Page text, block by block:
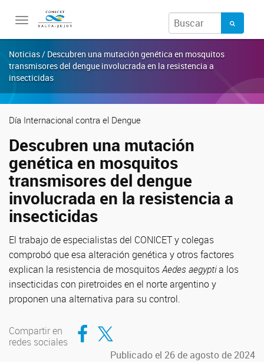
Toggle
Noticias / Descubren una mutación genética en mosquitos
transmisores del dengue involucrada en la resistencia a
insecticidas
Día Internacional contra el Dengue
Descubren una mutación
genética en mosquitos
transmisores del dengue
involucrada en la resistencia a
insecticidas
El trabajo de especialistas del CONICET y colegas
comprobó que esa alteración genética y otros factores
explican la resistencia de mosquitosAedes aegyptia los
insecticidas con piretroides en el norte argentino y
proponen una alternativa para su control.
Compartir en
redes sociales
Compartir en Facebook
Compartir en Twitter
Publicado el 26 de agosto de 2024